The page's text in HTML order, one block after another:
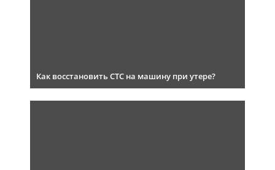
Как восстановить СТС на машину при утере?